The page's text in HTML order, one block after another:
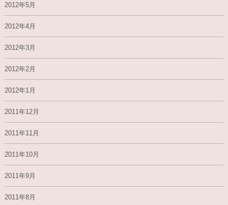
2012年5月
2012年4月
2012年3月
2012年2月
2012年1月
2011年12月
2011年11月
2011年10月
2011年9月
2011年8月